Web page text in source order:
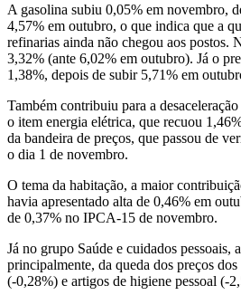
A gasolina subiu 0,05% em novembro,
4,57% em outubro, o que indica que a
refinarias ainda não chegou aos postos.
3,32% (ante 6,02% em outubro). Já o
1,38%, depois de subir 5,71% em
Também contribuiu para a
o item energia elétrica, que recuou
da bandeira de preços, que passou de
o dia 1 de novembro.
O tema da habitação, a maior
havia apresentado alta de 0,46% em
de 0,37% no IPCA-15 de novembro.
Já no grupo Saúde e cuidados pessoais,
principalmente, da queda dos preços
(-0,28%) e artigos de higiene pessoal (-